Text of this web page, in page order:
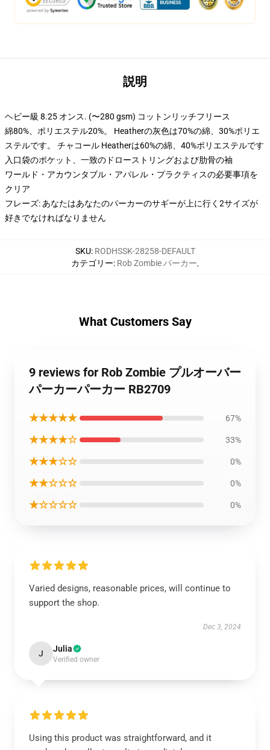
説明
ヘビー級 8.25 オンス. (〜280 gsm) コットンリッチフリース
綿80%、ポリエステル20%。 Heatherの灰色は70%の綿、30%ポリエ
ステルです。 チャコール Heatherは60%の綿、40%ポリエステルです
入口袋のポケット、一致のドローストリングおよび肋骨の袖
ワールド・アカウンタブル・アパレル・プラクティスの必要事項を
クリア
フレーズ: あなたはあなたのパーカーのサギーが上に行く2サイズが
好きでなければなりません
SKU: RODHSSK-28258-DEFAULT
カテゴリー: Rob Zombie パーカー,
What Customers Say
9 reviews for Rob Zombie プルオーバー
パーカーパーカー RB2709
★★★★★ 67%
★★★★☆ 33%
★★★☆☆ 0%
★★☆☆☆ 0%
★☆☆☆☆ 0%
Varied designs, reasonable prices, will continue to
support the shop.
Dec 3, 2024
J Julia
Verified owner
Using this product was straightforward, and it